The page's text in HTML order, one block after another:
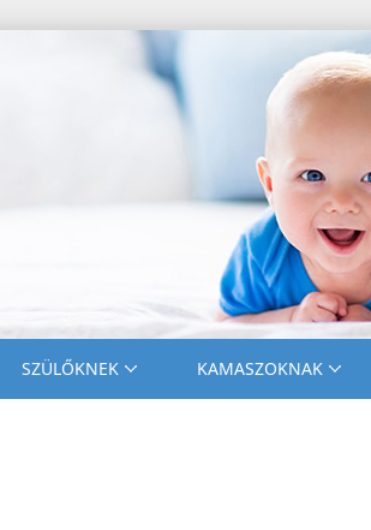
SZÜLŐKNEK KAMASZOKNAK